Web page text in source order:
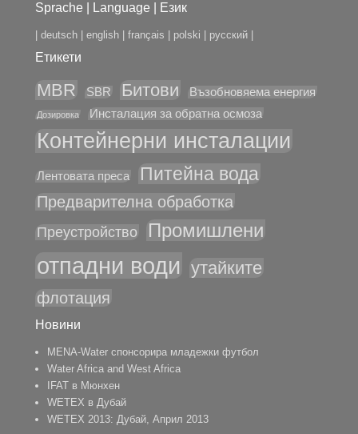
Sprache | Language | Език
deutsch english français polski русский
Етикети
MBR SBR Битови Възобновяема енергия
Дозировка Инсталация за обратна осмоза
Контейнерни инсталации
Лентовата преса Питейна вода
Предварителна обработка
Преустройство Промишлени
отпадни води утайките
флотация
Новини
MENA-Water спонсорира младежки футбол
Water Africa and West Africa
IFAT в Мюнхен
WETEX в Дубай
WETEX 2013: Дубай, Април 2013